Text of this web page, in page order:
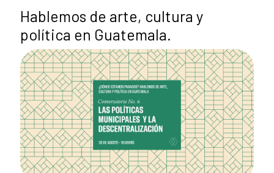
Hablemos de arte, cultura y
política en Guatemala.